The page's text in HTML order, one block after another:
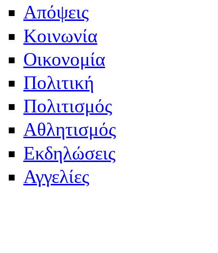
Απόψεις
Κοινωνία
Οικονομία
Πολιτική
Πολιτισμός
Αθλητισμός
Εκδηλώσεις
Αγγελίες